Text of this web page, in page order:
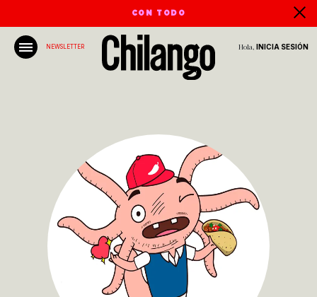
CON TODO
NEWSLETTER Hola, INICIA SESIÓN